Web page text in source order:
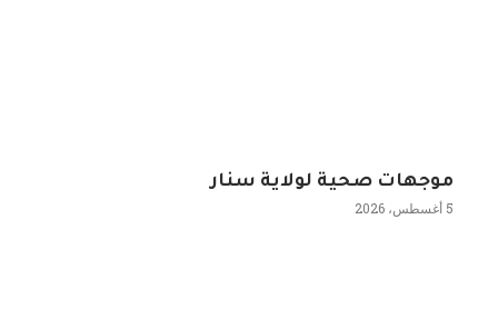
موجهات صحية لولاية سنار
5 أغسطس، 2026